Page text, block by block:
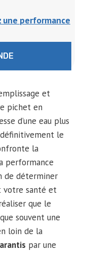
performance
et
pichet en
d’une eau plus
le
la
performance
de déterminer
votre santé et
que le
souvent une
loin de la
par une